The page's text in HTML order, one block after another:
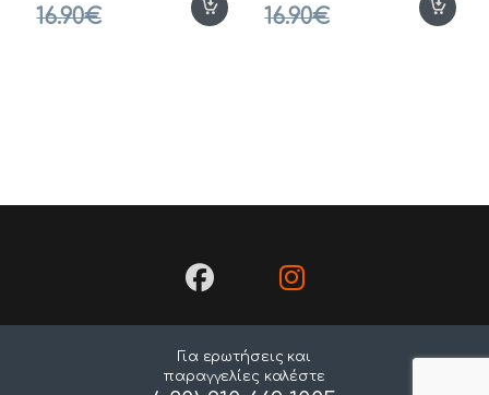
16.90€ 16.90€
Για ερωτήσεις και
παραγγελίες καλέστε